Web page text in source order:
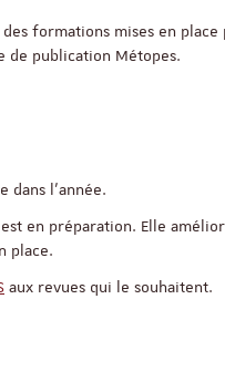
formations mises en place
de publication Métopes.
l’année.
en préparation. Elle
place.
aux revues qui le souhaitent.